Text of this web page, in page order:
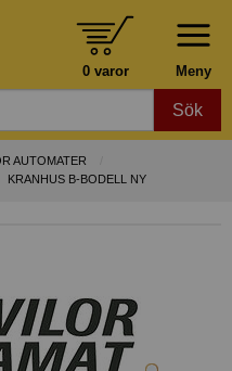
Meny
0 varor
Sök
AUTOMATER
KRANHUS B-BODELL NY